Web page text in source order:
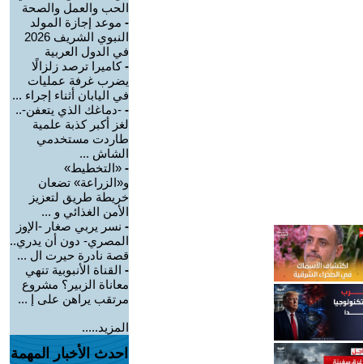
الحب والعمل والصحة
- موعد إجازة المولد
النبوي الشريف 2026
في الدول العربية
-كاميرا ترصد زلزالًا
يضرب غرفة عمليات
في اليابان أثناء إجراء ...
- -دماغك الذي يتعفن-..
لغز أكبر كذبة علمية
طاردت مستخدمي
الشاش ...
- «التخطيط»
و«الزراعة» تضعان
خريطة طريق لتعزيز
الأمن الغذائي و ...
- نسر يربي صغار -الإوز
المصري- دون أن يدري..
قصة نادرة حيرت ال ...
- القناة الأنبوبية تنهي
معاناة الزبير؟ مشروع
مرتقب يراهن على إ ...
المزيد.....
احدث الأخبار المهمة